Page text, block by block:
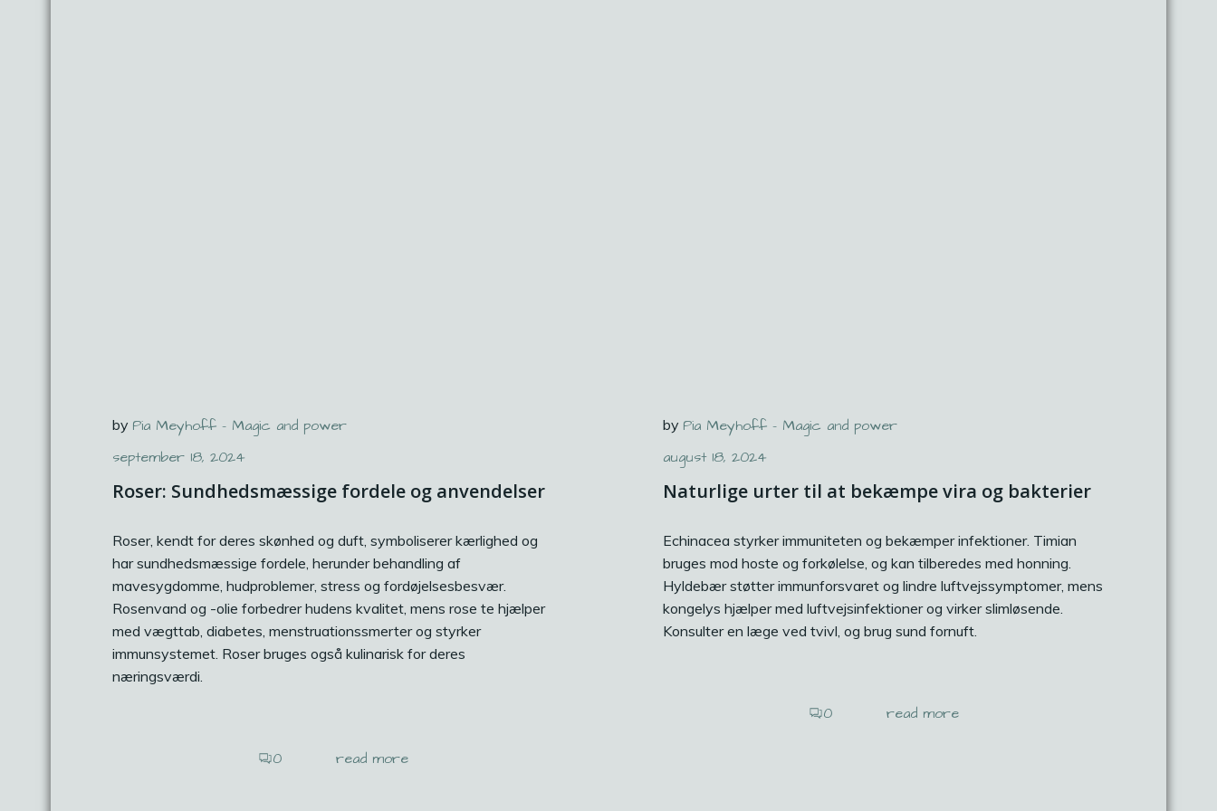
by Pia Meyhoff - Magic and power
september 18, 2024
Roser: Sundhedsmæssige fordele og anvendelser
Roser, kendt for deres skønhed og duft, symboliserer kærlighed og
har sundhedsmæssige fordele, herunder behandling af
mavesygdomme, hudproblemer, stress og fordøjelsesbesvær.
Rosenvand og -olie forbedrer hudens kvalitet, mens rose te hjælper
med vægttab, diabetes, menstruationssmerter og styrker
immunsystemet. Roser bruges også kulinarisk for deres
næringsværdi.
0 read more
by Pia Meyhoff - Magic and power
august 18, 2024
Naturlige urter til at bekæmpe vira og bakterier
Echinacea styrker immuniteten og bekæmper infektioner. Timian
bruges mod hoste og forkølelse, og kan tilberedes med honning.
Hyldebær støtter immunforsvaret og lindre luftvejssymptomer, mens
kongelys hjælper med luftvejsinfektioner og virker slimløsende.
Konsulter en læge ved tvivl, og brug sund fornuft.
0 read more